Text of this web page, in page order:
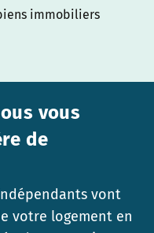
immobiliers
vous
de
vont
votre logement en